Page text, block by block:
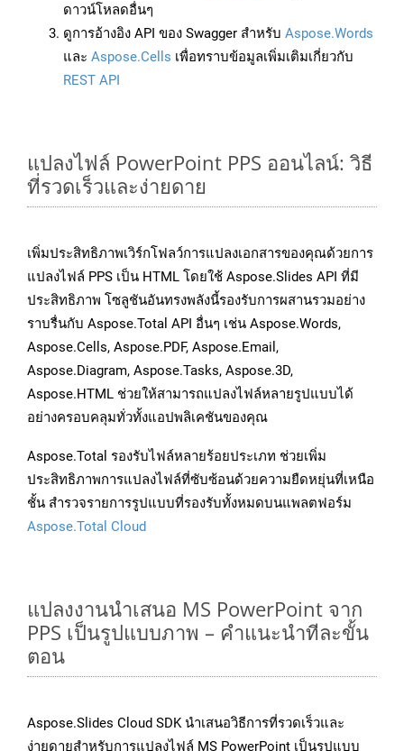
ดาวน์โหลดอื่นๆ
ดูการอ้างอิง API ของ Swagger สำหรับ Aspose.Words
และ Aspose.Cells เพื่อทราบข้อมูลเพิ่มเติมเกี่ยวกับ
REST API
แปลงไฟล์ PowerPoint PPS ออนไลน์: วิธี
ที่รวดเร็วและง่ายดาย
เพิ่มประสิทธิภาพเวิร์กโฟลว์การแปลงเอกสารของคุณด้วยการ
แปลงไฟล์ PPS เป็น HTML โดยใช้ Aspose.Slides API ที่มี
ประสิทธิภาพ โซลูชันอันทรงพลังนี้รองรับการผสานรวมอย่าง
ราบรื่นกับ Aspose.Total API อื่นๆ เช่น Aspose.Words,
Aspose.Cells, Aspose.PDF, Aspose.Email,
Aspose.Diagram, Aspose.Tasks, Aspose.3D,
Aspose.HTML ช่วยให้สามารถแปลงไฟล์หลายรูปแบบได้
อย่างครอบคลุมทั่วทั้งแอปพลิเคชันของคุณ
Aspose.Total รองรับไฟล์หลายร้อยประเภท ช่วยเพิ่ม
ประสิทธิภาพการแปลงไฟล์ที่ซับซ้อนด้วยความยืดหยุ่นที่เหนือ
ชั้น สำรวจรายการรูปแบบที่รองรับทั้งหมดบนแพลตฟอร์ม
Aspose.Total Cloud
แปลงงานนำเสนอ MS PowerPoint จาก
PPS เป็นรูปแบบภาพ – คำแนะนำทีละขั้น
ตอน
Aspose.Slides Cloud SDK นำเสนอวิธีการที่รวดเร็วและ
ง่ายดายสำหรับการแปลงไฟล์ MS PowerPoint เป็นรูปแบบ